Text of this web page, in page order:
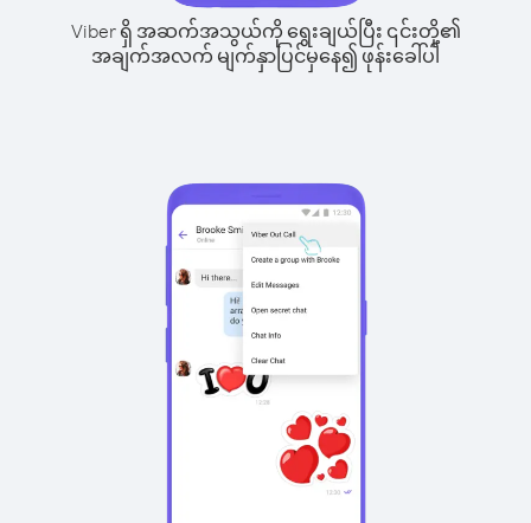
Viber ရှိ အဆက်အသွယ်ကို ရွေးချယ်ပြီး ၎င်းတို့၏
အချက်အလက် မျက်နှာပြင်မှနေ၍ ဖုန်းခေါ်ပါ